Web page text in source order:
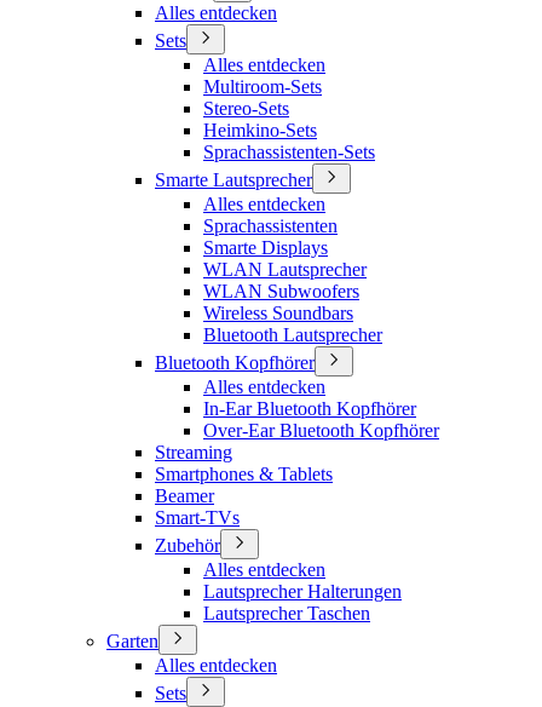
Alles entdecken
Sets
Alles entdecken
Multiroom-Sets
Stereo-Sets
Heimkino-Sets
Sprachassistenten-Sets
Smarte Lautsprecher
Alles entdecken
Sprachassistenten
Smarte Displays
WLAN Lautsprecher
WLAN Subwoofers
Wireless Soundbars
Bluetooth Lautsprecher
Bluetooth Kopfhörer
Alles entdecken
In-Ear Bluetooth Kopfhörer
Over-Ear Bluetooth Kopfhörer
Streaming
Smartphones & Tablets
Beamer
Smart-TVs
Zubehör
Alles entdecken
Lautsprecher Halterungen
Lautsprecher Taschen
Garten
Alles entdecken
Sets